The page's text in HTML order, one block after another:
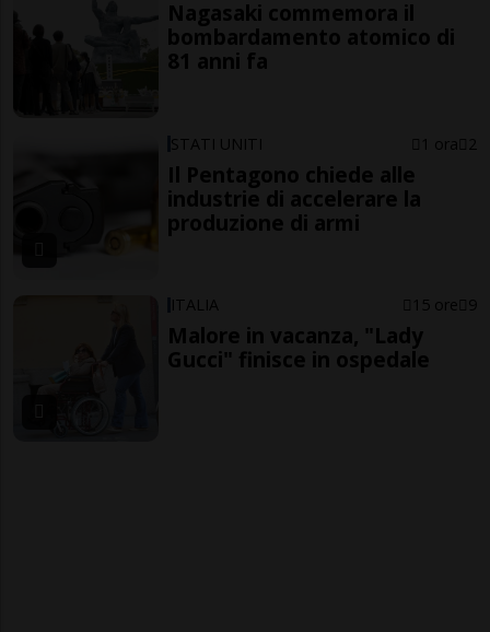
Nagasaki commemora il
bombardamento atomico di
81 anni fa
STATI UNITI 1 ora 2
Il Pentagono chiede alle
industrie di accelerare la
produzione di armi
ITALIA 15 ore 9
Malore in vacanza, "Lady
Gucci" finisce in ospedale